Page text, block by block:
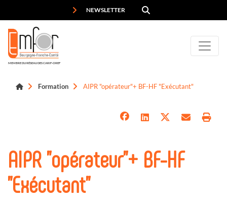
NEWSLETTER
MEMBRE DU RÉSEAU DES CARIF-OREF
Formation AIPR "opérateur"+ BF-HF "Exécutant"
AIPR "opérateur"+ BF-HF
"Exécutant"
Panneau de gestion des cookies